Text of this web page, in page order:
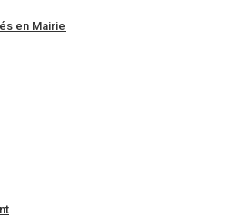
en Mairie